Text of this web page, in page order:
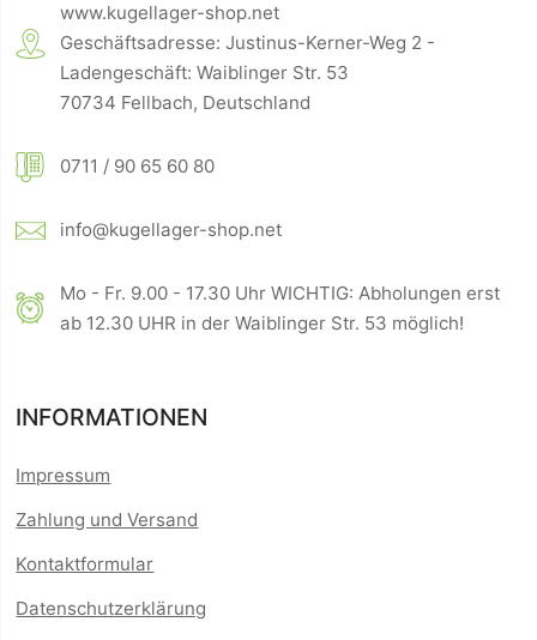
www.kugellager-shop.net
Geschäftsadresse: Justinus-Kerner-Weg 2 -
Ladengeschäft: Waiblinger Str. 53
70734 Fellbach, Deutschland
0711 / 90 65 60 80
info@kugellager-shop.net
Mo - Fr. 9.00 - 17.30 Uhr WICHTIG: Abholungen erst
ab 12.30 UHR in der Waiblinger Str. 53 möglich!
INFORMATIONEN
Impressum
Zahlung und Versand
Kontaktformular
Datenschutzerklärung